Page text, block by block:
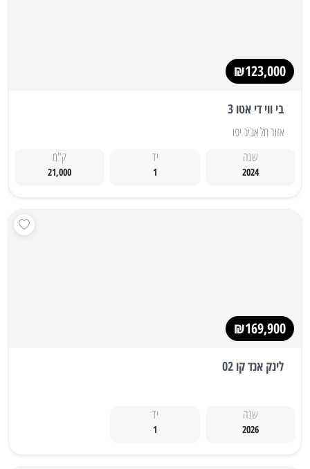
₪123,000
בי ווי די אטו 3
אזור תל אביב יפו
שנה
2024
יד
1
ק"מ
21,000
₪169,900
לינק אנד קו 02
שנה
2026
יד
1